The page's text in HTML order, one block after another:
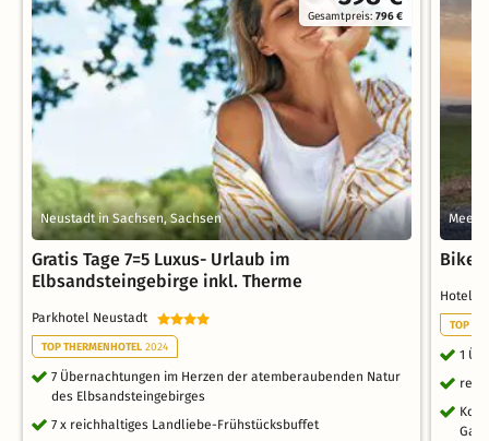
Gesamtpreis:796 €
Neustadt in Sachsen, Sachsen
Gratis Tage 7=5 Luxus- Urlaub im
Elbsandsteingebirge inkl. Therme
Parkhotel Neustadt
TOP THERMENHOTEL 2024
7 Übernachtungen im Herzen der atemberaubenden Natur
des Elbsandsteingebirges
7 x reichhaltiges Landliebe-Frühstücksbuffet
Biker
Hotel
TOP
1